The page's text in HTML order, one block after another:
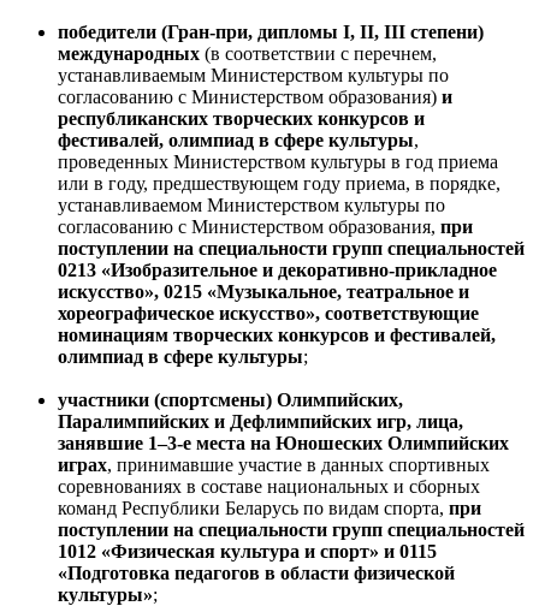
победители (Гран-при, дипломы I, II, III степени)
международных (в соответствии с перечнем,
устанавливаемым Министерством культуры по
согласованию с Министерством образования) и
республиканских творческих конкурсов и
фестивалей, олимпиад в сфере культуры,
проведенных Министерством культуры в год приема
или в году, предшествующем году приема, в порядке,
устанавливаемом Министерством культуры по
согласованию с Министерством образования, при
поступлении на специальности групп специальностей
0213 «Изобразительное и декоративно-прикладное
искусство», 0215 «Музыкальное, театральное и
хореографическое искусство», соответствующие
номинациям творческих конкурсов и фестивалей,
олимпиад в сфере культуры;
участники (спортсмены) Олимпийских,
Паралимпийских и Дефлимпийских игр, лица,
занявшие 1–3-е места на Юношеских Олимпийских
играх, принимавшие участие в данных спортивных
соревнованиях в составе национальных и сборных
команд Республики Беларусь по видам спорта, при
поступлении на специальности групп специальностей
1012 «Физическая культура и спорт» и 0115
«Подготовка педагогов в области физической
культуры»;